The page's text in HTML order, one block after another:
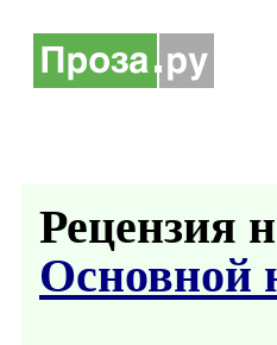
Рецензия
Основной